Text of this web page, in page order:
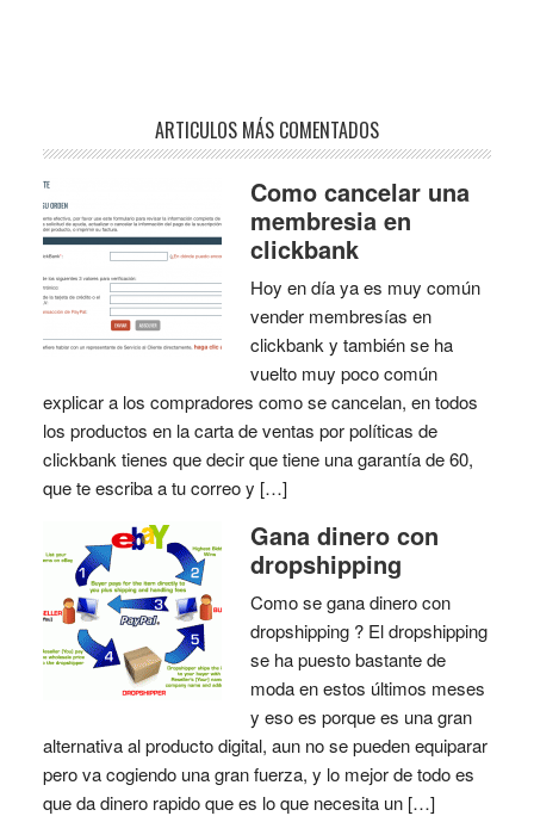
ARTICULOS MÁS COMENTADOS
Como cancelar una
membresia en
clickbank
Hoy en día ya es muy común
vender membresías en
clickbank y también se ha
vuelto muy poco común
explicar a los compradores como se cancelan, en todos
los productos en la carta de ventas por políticas de
clickbank tienes que decir que tiene una garantía de 60,
que te escriba a tu correo y […]
Gana dinero con
dropshipping
Como se gana dinero con
dropshipping ? El dropshipping
se ha puesto bastante de
moda en estos últimos meses
y eso es porque es una gran
alternativa al producto digital, aun no se pueden equiparar
pero va cogiendo una gran fuerza, y lo mejor de todo es
que da dinero rapido que es lo que necesita un […]